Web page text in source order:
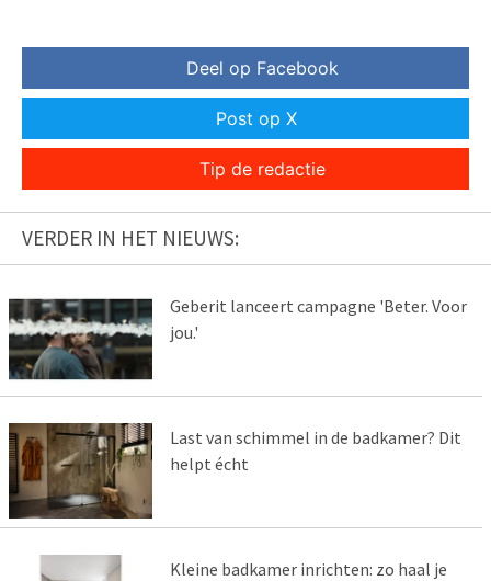
Deel op Facebook
Post op X
Tip de redactie
VERDER IN HET NIEUWS:
Geberit lanceert campagne 'Beter. Voor
jou.'
Last van schimmel in de badkamer? Dit
helpt écht
Kleine badkamer inrichten: zo haal je